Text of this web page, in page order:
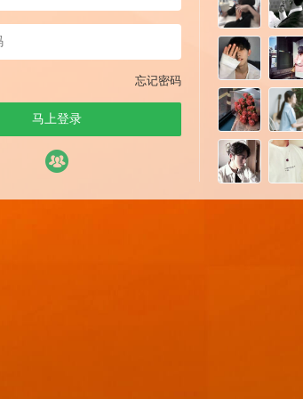
忘记密码
马上登录